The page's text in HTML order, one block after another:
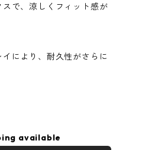
で、涼しくフィット感が
により、耐久性がさらに
available